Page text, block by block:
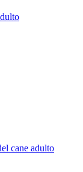
cane adulto